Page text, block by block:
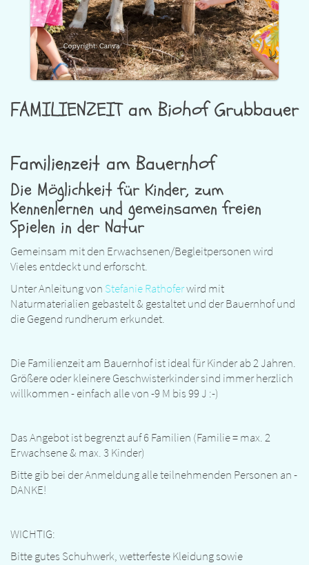
FAMILIENZEIT am Biohof Grubbauer
Familienzeit am Bauernhof
Die Möglichkeit für Kinder, zum
Kennenlernen und gemeinsamen freien
Spielen in der Natur
Gemeinsam mit den Erwachsenen/Begleitpersonen wird
Vieles entdeckt und erforscht.
Unter Anleitung von Stefanie Rathoferwird mit
Naturmaterialien gebastelt & gestaltet und der Bauernhof und
die Gegend rundherum erkundet.
Die Familienzeit am Bauernhof ist ideal für Kinder ab 2 Jahren.
Größere oder kleinere Geschwisterkinder sind immer herzlich
willkommen - einfach alle von -9 M bis 99 J :-)
Das Angebot ist begrenzt auf 6 Familien (Familie = max. 2
Erwachsene & max. 3 Kinder)
Bitte gib bei der Anmeldung alle teilnehmenden Personen an -
DANKE!
WICHTIG:
Bitte gutes Schuhwerk, wetterfeste Kleidung sowie